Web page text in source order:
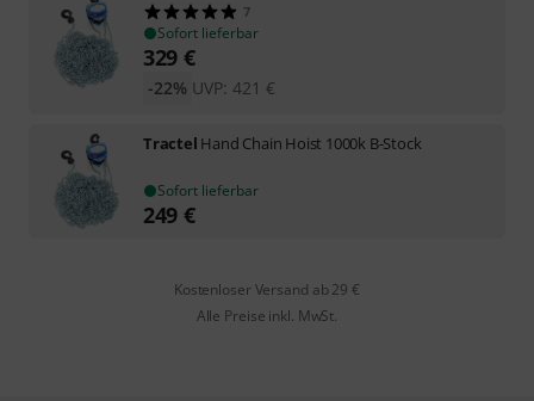
7
Sofort lieferbar
329 €
UVP: 421 €
-22%
Tractel Hand Chain Hoist 1000k B-Stock
Sofort lieferbar
249 €
Kostenloser Versand ab 29 €
Alle Preise inkl. MwSt.